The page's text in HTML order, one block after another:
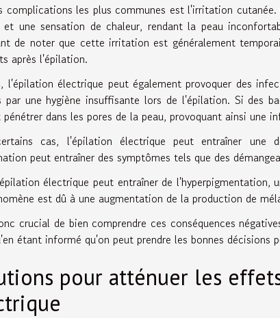
complications les plus communes est l'irritation
et une sensation de chaleur, rendant la peau
de noter que cette irritation est généralement
après l'épilation.
l'épilation électrique peut également provoquer des
par une hygiène insuffisante lors de l'épilation. Si des
pénétrer dans les pores de la peau, provoquant ainsi une
cas, l'épilation électrique peut entraîner
peut entraîner des symptômes tels que des
électrique peut entraîner de l'hyperpigmentation,
est dû à une augmentation de la production de
crucial de bien comprendre ces conséquences
étant informé qu'on peut prendre les bonnes décisions
pour atténuer les